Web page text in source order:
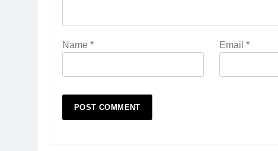
Name * Email*